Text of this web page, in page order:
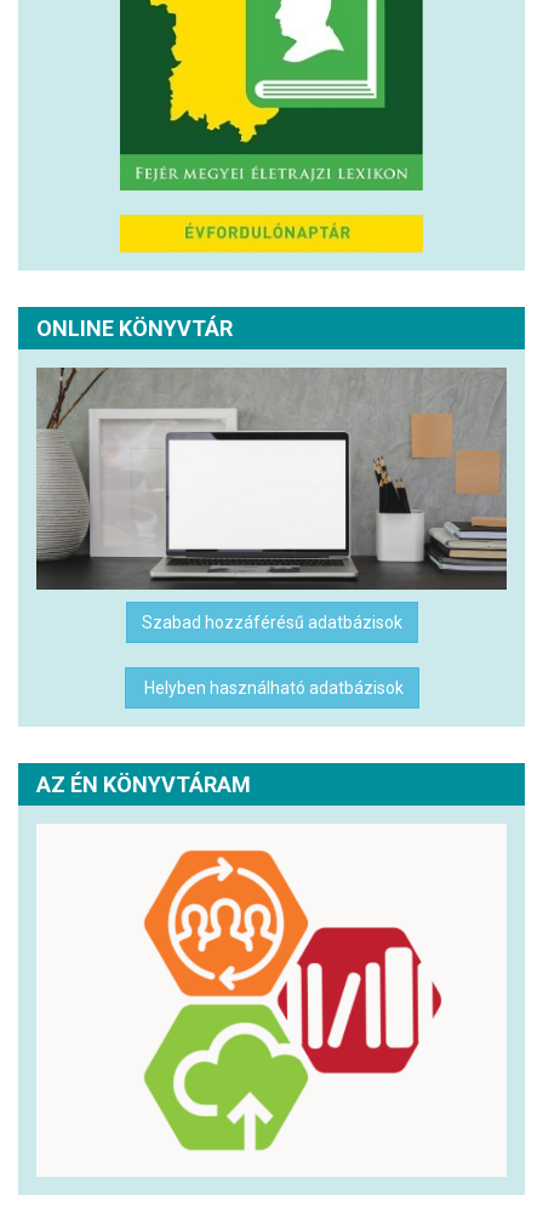
ONLINE KÖNYVTÁR
Szabad hozzáférésű adatbázisok
Helyben használható adatbázisok
AZ ÉN KÖNYVTÁRAM